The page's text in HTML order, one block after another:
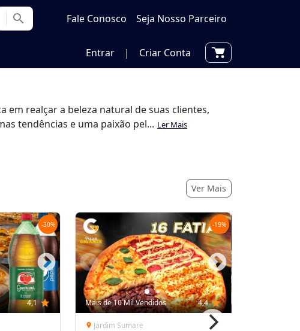
search Fale Conosco Seja Nosso Parceiro
Entrar | Criar Conta
em realçar a beleza natural de suas clientes,
tendências e uma paixão pel... Ler Mais
Ver Mais
-30%
4,1 star
-19%
Mais de 10 Mil Vendidos 4,4 star
location_on Jardim Sumare